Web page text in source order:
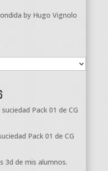
by Hugo Vignolo
Pack 01 de CG
Pack 01 de CG
3d de mis alumnos.